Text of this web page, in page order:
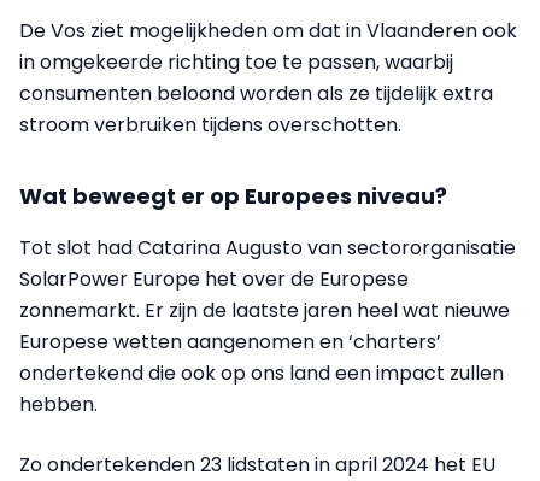
De Vos ziet mogelijkheden om dat in Vlaanderen ook
in omgekeerde richting toe te passen, waarbij
consumenten beloond worden als ze tijdelijk extra
stroom verbruiken tijdens overschotten.
Wat beweegt er op Europees niveau?
Tot slot had Catarina Augusto van sectororganisatie
SolarPower Europe het over de Europese
zonnemarkt. Er zijn de laatste jaren heel wat nieuwe
Europese wetten aangenomen en ‘charters’
ondertekend die ook op ons land een impact zullen
hebben.
Zo ondertekenden 23 lidstaten in april 2024 het EU